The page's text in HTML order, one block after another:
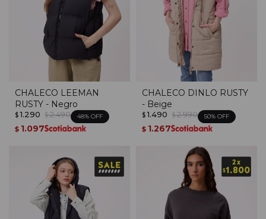
CHALECO LEEMAN
RUSTY - Negro
$ 1.290 $ 2.490 48
$ 1.097
CHALECO DINLO RUSTY
- Beige
$ 1.490 $ 2.990 50
$ 1.267